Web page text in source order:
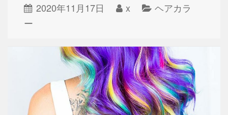
2020年11月17日 x
ヘアカラ
ー